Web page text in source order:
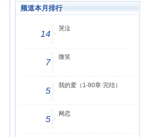
频道本月排行
14
哭泣
7
微笑
5
我的爱（1-80章·完结）
5
网恋